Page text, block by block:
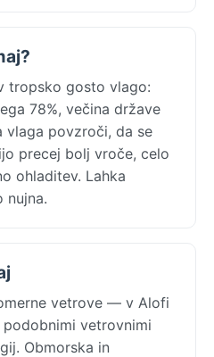
tropsko gosto vlago:
78%, večina države
vlaga povzroči, da se
precej bolj vroče, celo
ohladitev. Lahka
nujna.
vetrove — v Alofi
vetrovnimi
Obmorska in